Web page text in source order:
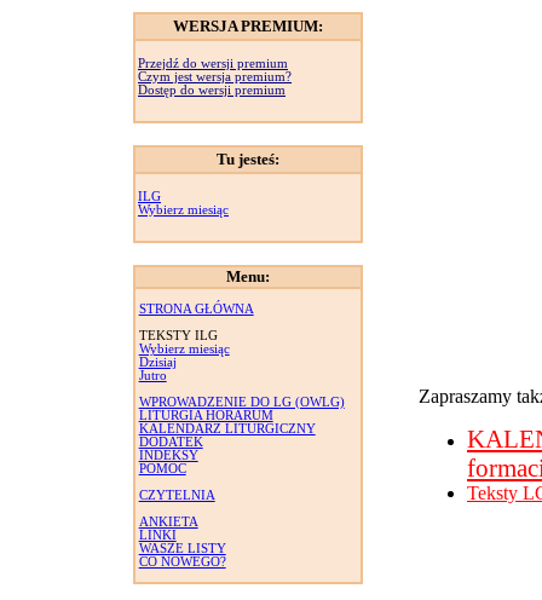
WERSJA PREMIUM:
Przejdź do wersji premium
Czym jest wersja premium?
Dostęp do wersji premium
Tu jesteś:
ILG
Wybierz miesiąc
Menu:
STRONA GŁÓWNA
TEKSTY ILG
Wybierz miesiąc
Dzisiaj
Jutro
WPROWADZENIE DO LG (OWLG)
LITURGIA HORARUM
KALENDARZ LITURGICZNY
DODATEK
INDEKSY
POMOC
CZYTELNIA
ANKIETA
LINKI
WASZE LISTY
CO NOWEGO?
Zapraszamy
Teksty